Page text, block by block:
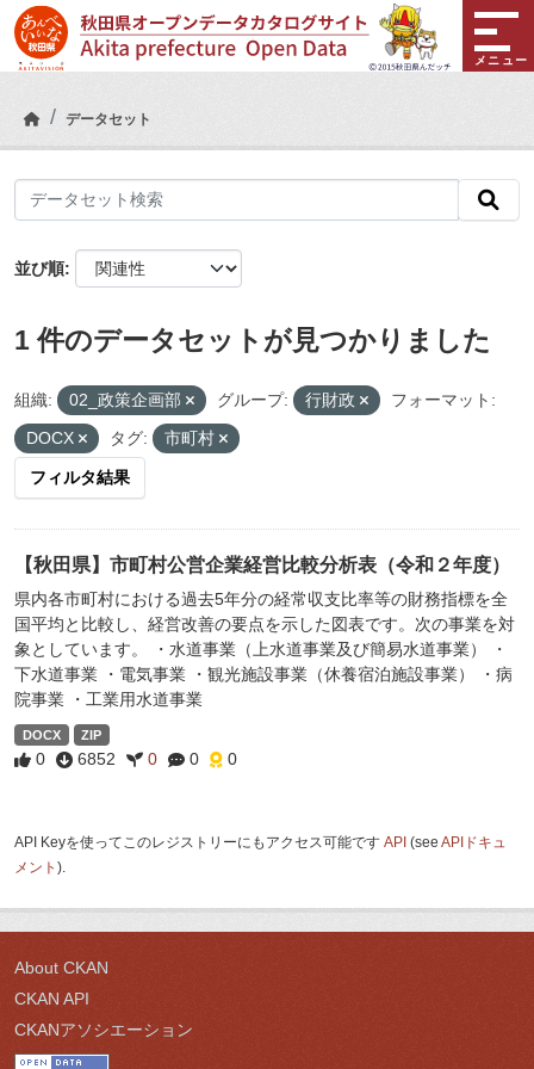
Skip to main content
メニュー
データセット
並び順
1 件のデータセットが見つかりました
組織: 02_政策企画部 グループ: 行財政
フォーマット:
DOCX
タグ: 市町村
フィルタ結果
【秋田県】市町村公営企業経営比較分析表（令和２年度）
県内各市町村における過去5年分の経常収支比率等の財務指標を全
国平均と比較し、経営改善の要点を示した図表です。次の事業を対
象としています。 ・水道事業（上水道事業及び簡易水道事業） ・
下水道事業 ・電気事業 ・観光施設事業（休養宿泊施設事業） ・病
院事業 ・工業用水道事業
DOCX ZIP
0 6852 0 0 0
API Keyを使ってこのレジストリーにもアクセス可能です API (see APIドキュ
メント ).
About CKAN
CKAN API
CKANアソシエーション